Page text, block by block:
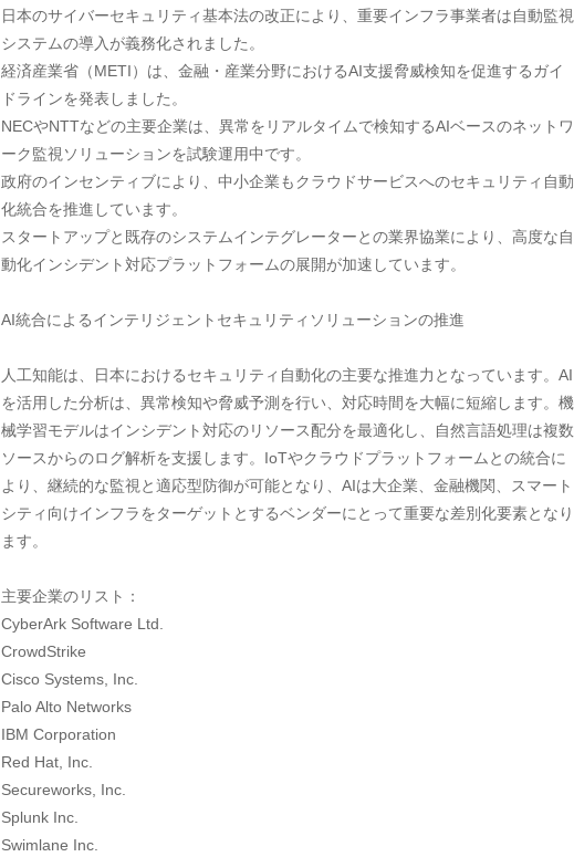
日本のサイバーセキュリティ基本法の改正により、重要インフラ事業者は自動監視
システムの導入が義務化されました。
経済産業省（METI）は、金融・産業分野におけるAI支援脅威検知を促進するガイ
ドラインを発表しました。
NECやNTTなどの主要企業は、異常をリアルタイムで検知するAIベースのネットワ
ーク監視ソリューションを試験運用中です。
政府のインセンティブにより、中小企業もクラウドサービスへのセキュリティ自動
化統合を推進しています。
スタートアップと既存のシステムインテグレーターとの業界協業により、高度な自
動化インシデント対応プラットフォームの展開が加速しています。
AI統合によるインテリジェントセキュリティソリューションの推進
人工知能は、日本におけるセキュリティ自動化の主要な推進力となっています。AI
を活用した分析は、異常検知や脅威予測を行い、対応時間を大幅に短縮します。機
械学習モデルはインシデント対応のリソース配分を最適化し、自然言語処理は複数
ソースからのログ解析を支援します。IoTやクラウドプラットフォームとの統合に
より、継続的な監視と適応型防御が可能となり、AIは大企業、金融機関、スマート
シティ向けインフラをターゲットとするベンダーにとって重要な差別化要素となり
ます。
主要企業のリスト：
CyberArk Software Ltd.
CrowdStrike
Cisco Systems, Inc.
Palo Alto Networks
IBM Corporation
Red Hat, Inc.
Secureworks, Inc.
Splunk Inc.
Swimlane Inc.